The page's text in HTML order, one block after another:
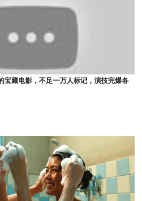
宝藏电影，不足一万人标记，演技完爆各